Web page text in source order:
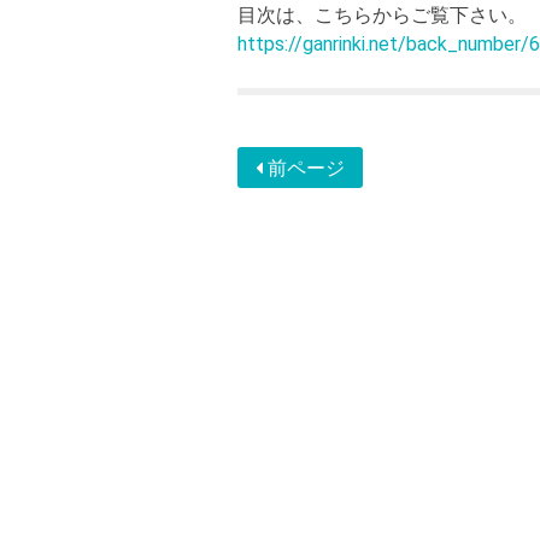
目次は、こちらからご覧下さい。
https://ganrinki.net/back_number/
前ページ